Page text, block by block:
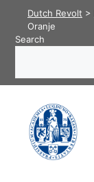
content
Dutch Revolt >
Oranje
Search